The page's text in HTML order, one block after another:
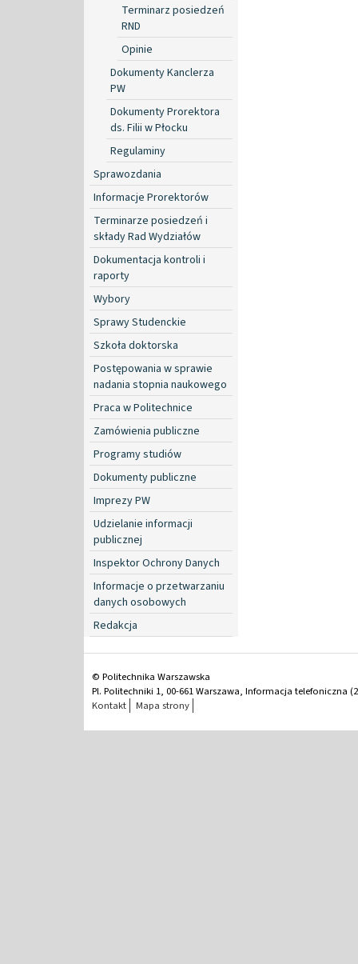
Terminarz posiedzeń
RND
Opinie
Dokumenty Kanclerza
PW
Dokumenty Prorektora
ds. Filii w Płocku
Regulaminy
Sprawozdania
Informacje Prorektorów
Terminarze posiedzeń i
składy Rad Wydziałów
Dokumentacja kontroli i
raporty
Wybory
Sprawy Studenckie
Szkoła doktorska
Postępowania w sprawie
nadania stopnia naukowego
Praca w Politechnice
Zamówienia publiczne
Programy studiów
Dokumenty publiczne
Imprezy PW
Udzielanie informacji
publicznej
Inspektor Ochrony Danych
Informacje o przetwarzaniu
danych osobowych
Redakcja
© Politechnika Warszawska
Pl. Politechniki 1, 00-661 Warszawa, Informacja telefoniczna
Kontakt
Mapa strony